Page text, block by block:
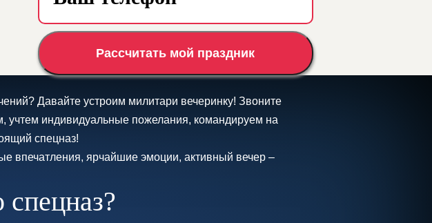
Рассчитать мой праздник
Давайте устроим милитари вечеринку! Звоните
индивидуальные пожелания, командируем на
спецназ!
впечатления, ярчайшие эмоции, активный вечер –